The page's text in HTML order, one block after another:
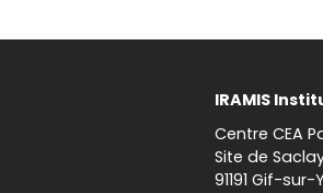
IRAMIS
Centre CEA
Site de
91191 Gif-